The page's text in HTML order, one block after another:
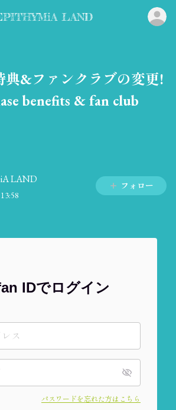
LAND
典&ファンクラブの変更!
benefits & fan club
LAND
フォロー
IDでログイン
パスワードを忘れた方はこちら